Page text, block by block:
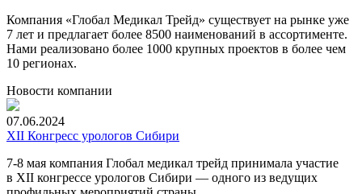
Компания «Глобал Медикал Трейд» существует на рынке уже
7 лет и предлагает более 8500 наименований в ассортименте.
Нами реализовано более 1000 крупных проектов в более чем
10 регионах.
Новости компании
07.06.2024
XII Конгресс урологов Сибири
7-8 мая компания Глобал медикал трейд принимала участие
в XII конгрессе урологов Сибири — одного из ведущих